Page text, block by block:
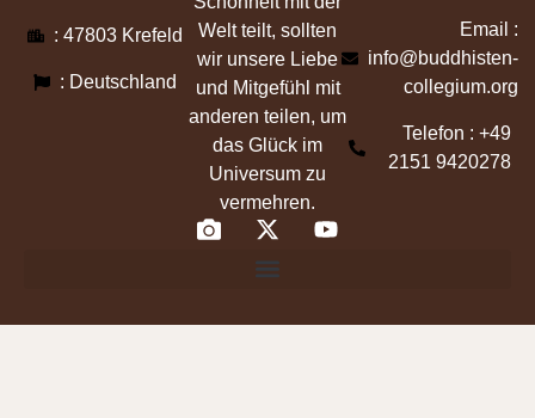
: 47803 Krefeld
: Deutschland
Welt teilt, sollten
wir unsere Liebe
und Mitgefühl mit
anderen teilen, um
das Glück im
Universum zu
vermehren.
Email :
info@buddhisten-
collegium.org
Telefon : +49
2151 9420278